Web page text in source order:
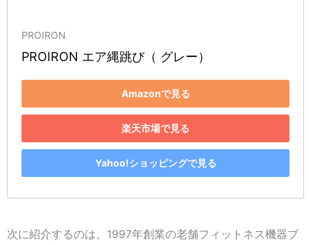
PROIRON
PROIRON エア縄跳び（ グレー）
Amazonで見る
楽天市場で見る
Yahoo!ショッピングで見る
次に紹介するのは、1997年創業の老舗フィットネス機器ブ